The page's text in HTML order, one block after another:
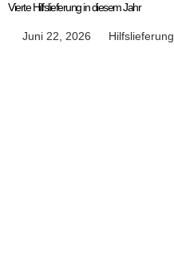
Vierte Hilfslieferung in diesem Jahr
Juni 22, 2026 Hilfslieferung